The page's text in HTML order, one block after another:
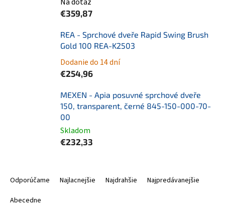
€359,87
REA - Sprchové dveře Rapid Swing Brush
Gold 100 REA-K2503
Dodanie do 14 dní
€254,96
MEXEN - Apia posuvné sprchové dveře
150, transparent, černé 845-150-000-70-
00
Skladom
€232,33
Odporúčame Najlacnejšie Najdrahšie
Najpredávanejšie
Abecedne